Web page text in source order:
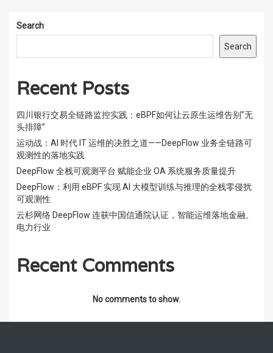
Search
Search
Recent Posts
四川银行交易全链路监控实践：eBPF如何让云原生运维告别”无
头排障”
运动战：AI 时代 IT 运维的决胜之道——DeepFlow 业务全链路可
观测性的落地实践
DeepFlow 全栈可观测平台 赋能企业 OA 系统服务质量提升
DeepFlow：利用 eBPF 实现 AI 大模型训练与推理的全栈零侵扰
可观测性
云杉网络 DeepFlow 连获中国信通院认证，智能运维落地金融、
电力行业
Recent Comments
No comments to show.